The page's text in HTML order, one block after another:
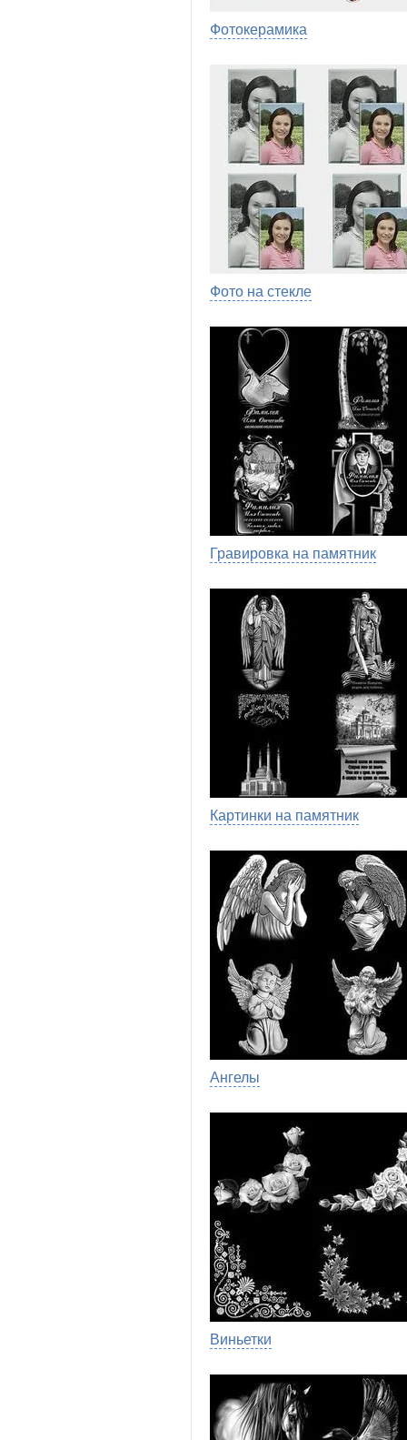
Фотокерамика
Фото на стекле
Гравировка на памятник
Картинки на памятник
Ангелы
Виньетки